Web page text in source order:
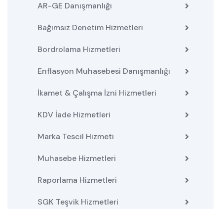
AR-GE Danışmanlığı
Bağımsız Denetim Hizmetleri
Bordrolama Hizmetleri
Enflasyon Muhasebesi Danışmanlığı
İkamet & Çalışma İzni Hizmetleri
KDV İade Hizmetleri
Marka Tescil Hizmeti
Muhasebe Hizmetleri
Raporlama Hizmetleri
SGK Teşvik Hizmetleri